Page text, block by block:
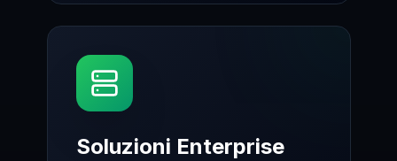
Soluzioni Enterprise